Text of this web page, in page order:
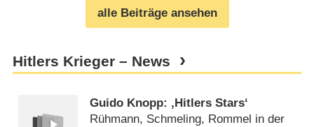
alle Beiträge ansehen
Hitlers Krieger – News
Guido Knopp: ‚Hitlers Stars‘
Rühmann, Schmeling, Rommel in der